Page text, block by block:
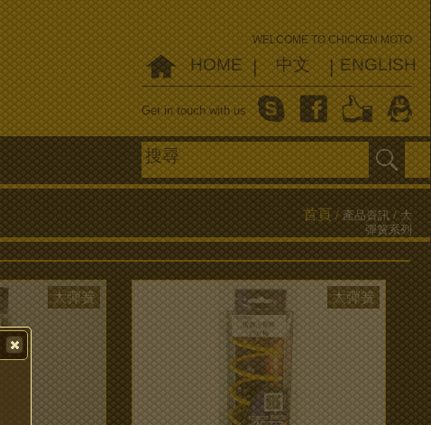
WELCOME TO CHICKEN MOTO
HOME | 中文 | ENGLISH
Get in touch with us
首頁 / 產品資訊 / 大
彈簧系列
大彈簧 大彈簧